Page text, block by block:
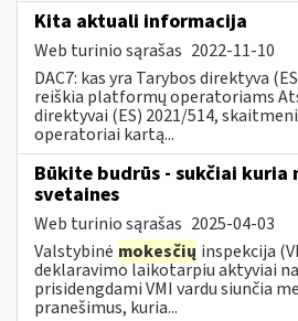
Kita aktuali informacija
Web turinio sąrašas 2022-11-10
DAC7: kas yra Tarybos direktyva
reiškia platformų operatoriams
direktyvai (ES) 2021/514,
operatoriai kartą...
Būkite budrūs - sukčiai kuria
svetaines
Web turinio sąrašas 2025-04-03
Valstybinė mokesčių inspekcija
deklaravimo laikotarpiu aktyviai
prisidengdami VMI vardu siunčia
pranešimus, kuria...